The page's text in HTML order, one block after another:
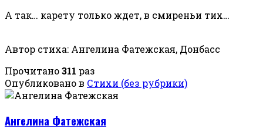
А так… карету только ждет, в смиреньи тих…
Автор стиха: Ангелина Фатежская, Донбасс
Прочитано311 раз
Опубликовано в Стихи (без рубрики)
Ангелина Фатежская